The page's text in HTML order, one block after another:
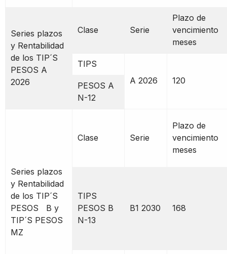
Series plazos
y Rentabilidad
de los TIP´S
PESOS A
2026
Clase Serie
Plazo de
vencimiento
meses
TIPS
A 2026
120
PESOS A
N-12
Series plazos
y Rentabilidad
de los TIP´S
PESOS B y
TIP´S PESOS
MZ
Clase Serie
Plazo de
vencimiento
meses
TIPS
PESOS B
N-13
B1 2030 168